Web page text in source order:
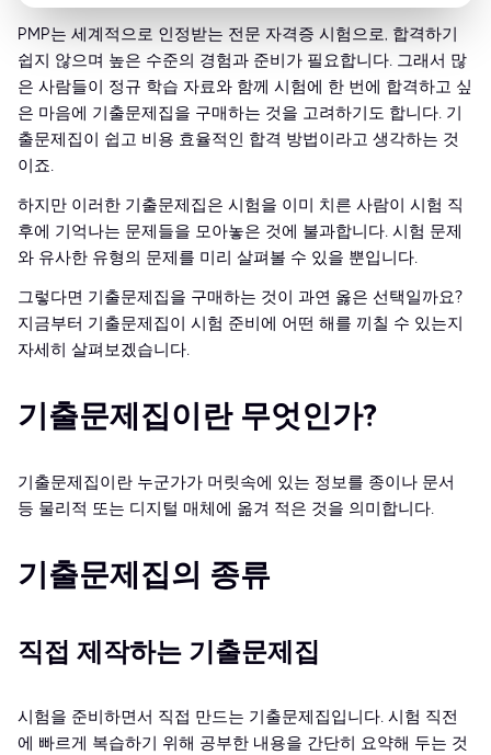
PMP는 세계적으로 인정받는 전문 자격증 시험으로, 합격하기
쉽지 않으며 높은 수준의 경험과 준비가 필요합니다. 그래서 많
은 사람들이 정규 학습 자료와 함께 시험에 한 번에 합격하고 싶
은 마음에 기출문제집을 구매하는 것을 고려하기도 합니다. 기
출문제집이 쉽고 비용 효율적인 합격 방법이라고 생각하는 것
이죠.
하지만 이러한 기출문제집은 시험을 이미 치른 사람이 시험 직
후에 기억나는 문제들을 모아놓은 것에 불과합니다. 시험 문제
와 유사한 유형의 문제를 미리 살펴볼 수 있을 뿐입니다.
그렇다면 기출문제집을 구매하는 것이 과연 옳은 선택일까요?
지금부터 기출문제집이 시험 준비에 어떤 해를 끼칠 수 있는지
자세히 살펴보겠습니다.
기출문제집이란 무엇인가?
기출문제집이란 누군가가 머릿속에 있는 정보를 종이나 문서
등 물리적 또는 디지털 매체에 옮겨 적은 것을 의미합니다.
기출문제집의 종류
직접 제작하는 기출문제집
시험을 준비하면서 직접 만드는 기출문제집입니다. 시험 직전
에 빠르게 복습하기 위해 공부한 내용을 간단히 요약해 두는 것